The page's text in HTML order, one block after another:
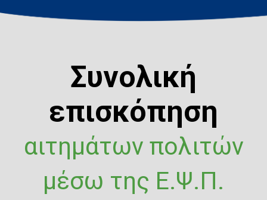
Συνολική
επισκόπηση
αιτημάτων πολιτών
μέσω της Ε.Ψ.Π.